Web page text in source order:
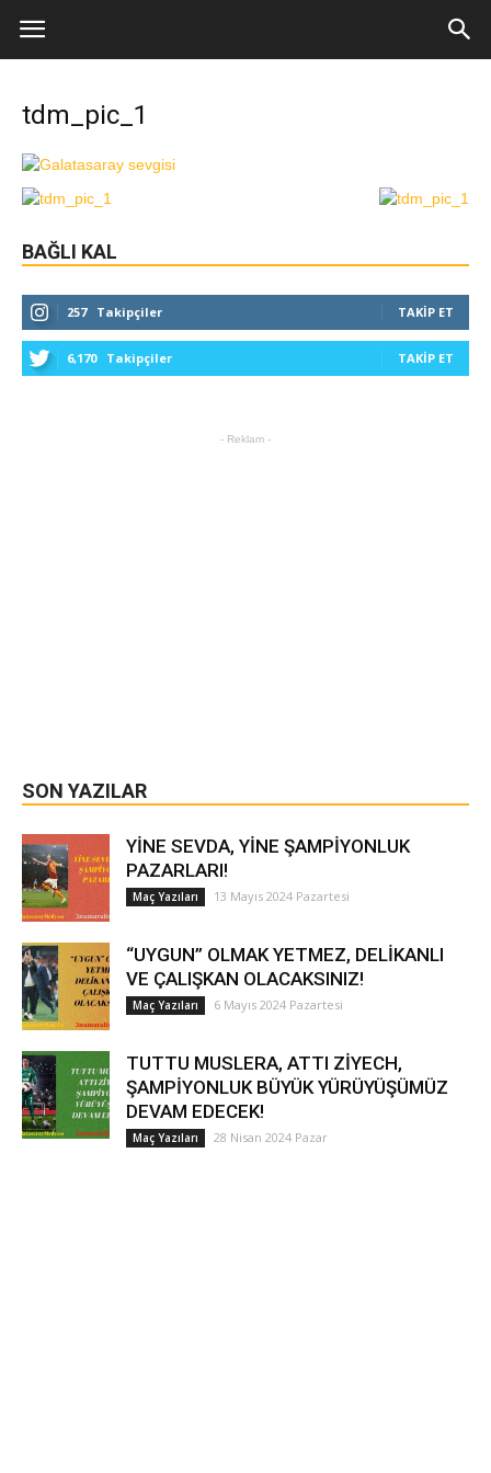
tdm_pic_1
BAĞLI KAL
257 Takipçiler TAKIP ET
6,170 Takipçiler TAKIP ET
- Reklam -
SON YAZILAR
YİNE SEVDA, YİNE ŞAMPİYONLUK
PAZARLARI!
Maç Yazıları 13 Mayıs 2024 Pazartesi
“UYGUN” OLMAK YETMEZ, DELİKANLI
VE ÇALIŞKAN OLACAKSINIZ!
Maç Yazıları 6 Mayıs 2024 Pazartesi
TUTTU MUSLERA, ATTI ZİYECH,
ŞAMPİYONLUK BÜYÜK YÜRÜYÜŞÜMÜZ
DEVAM EDECEK!
Maç Yazıları 28 Nisan 2024 Pazar